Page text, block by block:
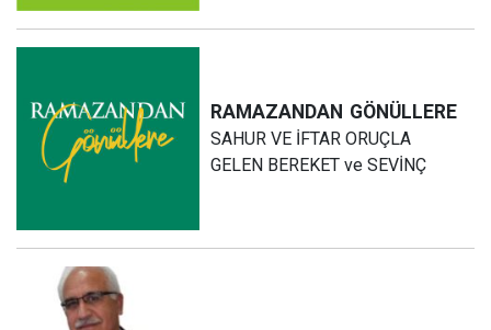
RAMAZANDAN GÖNÜLLERE
SAHUR VE İFTAR ORUÇLA
GELEN BEREKET ve SEVİNÇ